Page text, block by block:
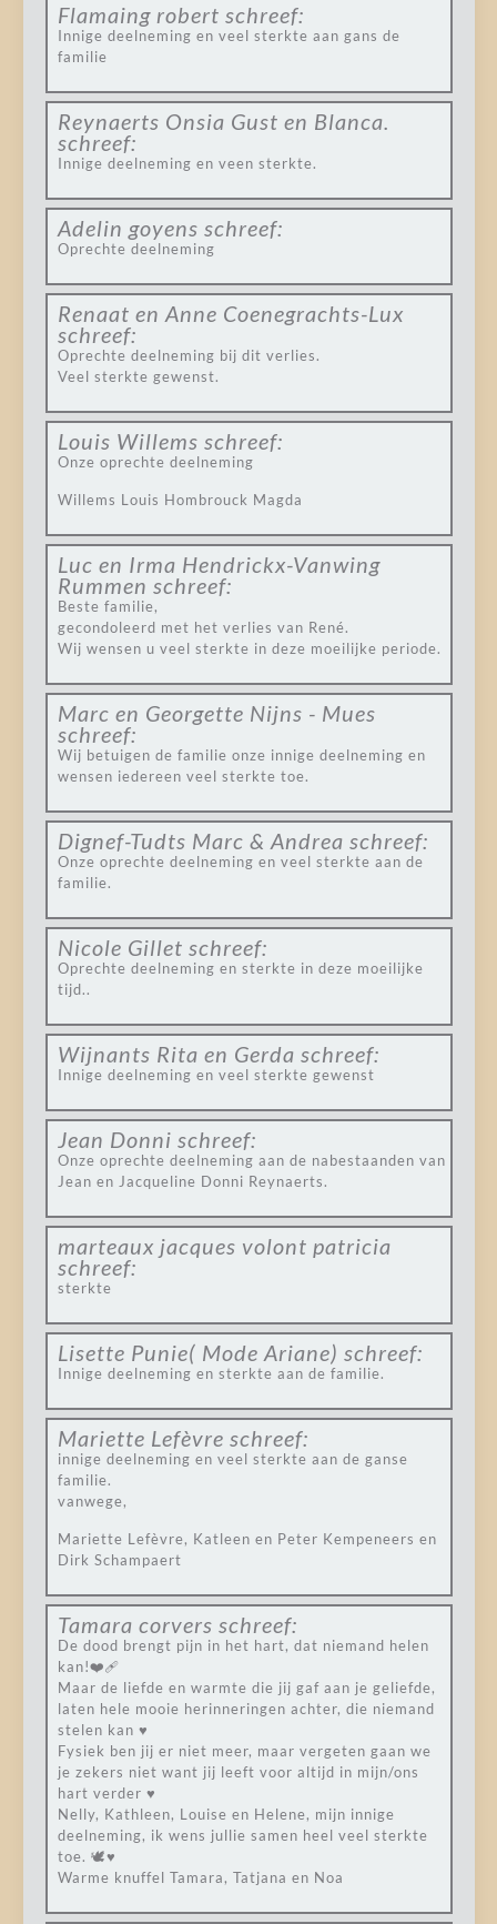
Flamaing robert schreef:
Innige deelneming en veel sterkte aan gans de
familie
Reynaerts Onsia Gust en Blanca.
schreef:
Innige deelneming en veen sterkte.
Adelin goyens schreef:
Oprechte deelneming
Renaat en Anne Coenegrachts-Lux
schreef:
Oprechte deelneming bij dit verlies.
Veel sterkte gewenst.
Louis Willems schreef:
Onze oprechte deelneming
Willems Louis Hombrouck Magda
Luc en Irma Hendrickx-Vanwing
Rummen schreef:
Beste familie,
gecondoleerd met het verlies van René.
Wij wensen u veel sterkte in deze moeilijke periode.
Marc en Georgette Nijns - Mues
schreef:
Wij betuigen de familie onze innige deelneming en
wensen iedereen veel sterkte toe.
Dignef-Tudts Marc & Andrea schreef:
Onze oprechte deelneming en veel sterkte aan de
familie.
Nicole Gillet schreef:
Oprechte deelneming en sterkte in deze moeilijke
tijd..
Wijnants Rita en Gerda schreef:
Innige deelneming en veel sterkte gewenst
Jean Donni schreef:
Onze oprechte deelneming aan de nabestaanden van
Jean en Jacqueline Donni Reynaerts.
marteaux jacques volont patricia
schreef:
sterkte
Lisette Punie( Mode Ariane) schreef:
Innige deelneming en sterkte aan de familie.
Mariette Lefèvre schreef:
innige deelneming en veel sterkte aan de ganse
familie.
vanwege,
Mariette Lefèvre, Katleen en Peter Kempeneers en
Dirk Schampaert
Tamara corvers schreef:
De dood brengt pijn in het hart, dat niemand helen
kan!❤️‍🩹
Maar de liefde en warmte die jij gaf aan je geliefde,
laten hele mooie herinneringen achter, die niemand
stelen kan ♥️
Fysiek ben jij er niet meer, maar vergeten gaan we
je zekers niet want jij leeft voor altijd in mijn/ons
hart verder ♥️
Nelly, Kathleen, Louise en Helene, mijn innige
deelneming, ik wens jullie samen heel veel sterkte
toe. 🕊️♥️
Warme knuffel Tamara, Tatjana en Noa